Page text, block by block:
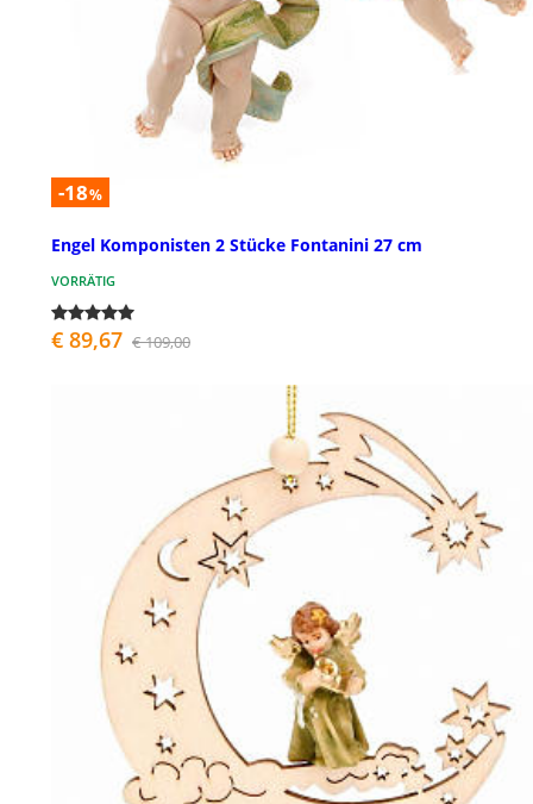
-18%
Engel Komponisten 2 Stücke Fontanini 27 cm
VORRÄTIG
€ 89,67 € 109,00